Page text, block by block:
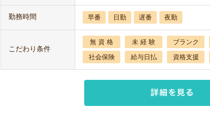
勤務時間 早番 日勤 遅番 夜勤
こだわり条件
無 資 格 未 経 験 ブランク
社会保険
給与日払 資格支援